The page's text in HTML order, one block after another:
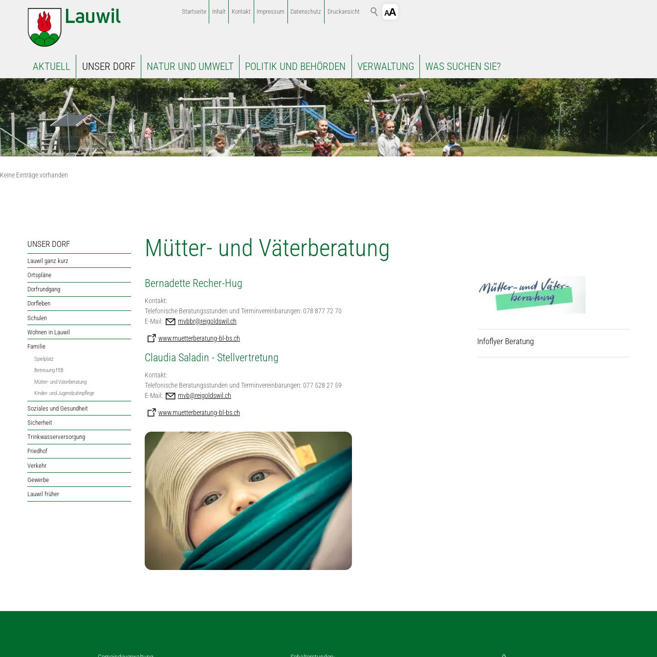
Startseite Inhalt Kontakt Impressum Datenschutz Druckansicht
AKTUELL UNSER DORF NATUR UND UMWELT POLITIK UND BEHÖRDEN VERWALTUNG WAS SUCHEN SIE?
Keine Einträge vorhanden
UNSER DORF
Lauwil ganz kurz
Ortspläne
Dorfrundgang
Dorfleben
Schulen
Wohnen in Lauwil
Familie
Spielplatz
Betreuung FEB
Mütter- und Väterberatung
Kinder- und Jugendzahnpflege
Soziales und Gesundheit
Sicherheit
Trinkwasserversorgung
Friedhof
Verkehr
Gewerbe
Lauwil früher
Mütter- und Väterberatung
Bernadette Recher-Hug
Kontakt:
Telefonische Beratungsstunden und Terminvereinbarungen: 078 877 72 70
E-Mail:
mvbbr@reigoldswil.ch
www.muetterberatung-bl-bs.ch
Claudia Saladin - Stellvertretung
Kontakt:
Telefonische Beratungsstunden und Terminvereinbarungen: 077 528 27 59
E-Mail:
mvb@reigoldswil.ch
www.muetterberatung-bl-bs.ch
Infoflyer Beratung